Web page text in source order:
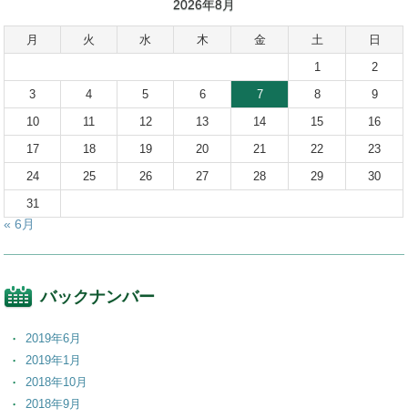
2026年8月
月 火 水 木 金 土
日
1
2
3
4 5 6 7 8
9
10
11 12 13 14 15
16
17
18 19 20 21 22
23
24
25 26 27 28 29
30
31
« 6月
バックナンバー
2019年6月
2019年1月
2018年10月
2018年9月